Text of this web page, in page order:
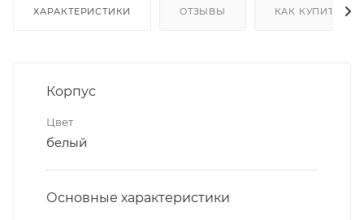
ХАРАКТЕРИСТИКИ ОТЗЫВЫ КАК КУПИТЬ
Корпус
Цвет
белый
Основные характеристики